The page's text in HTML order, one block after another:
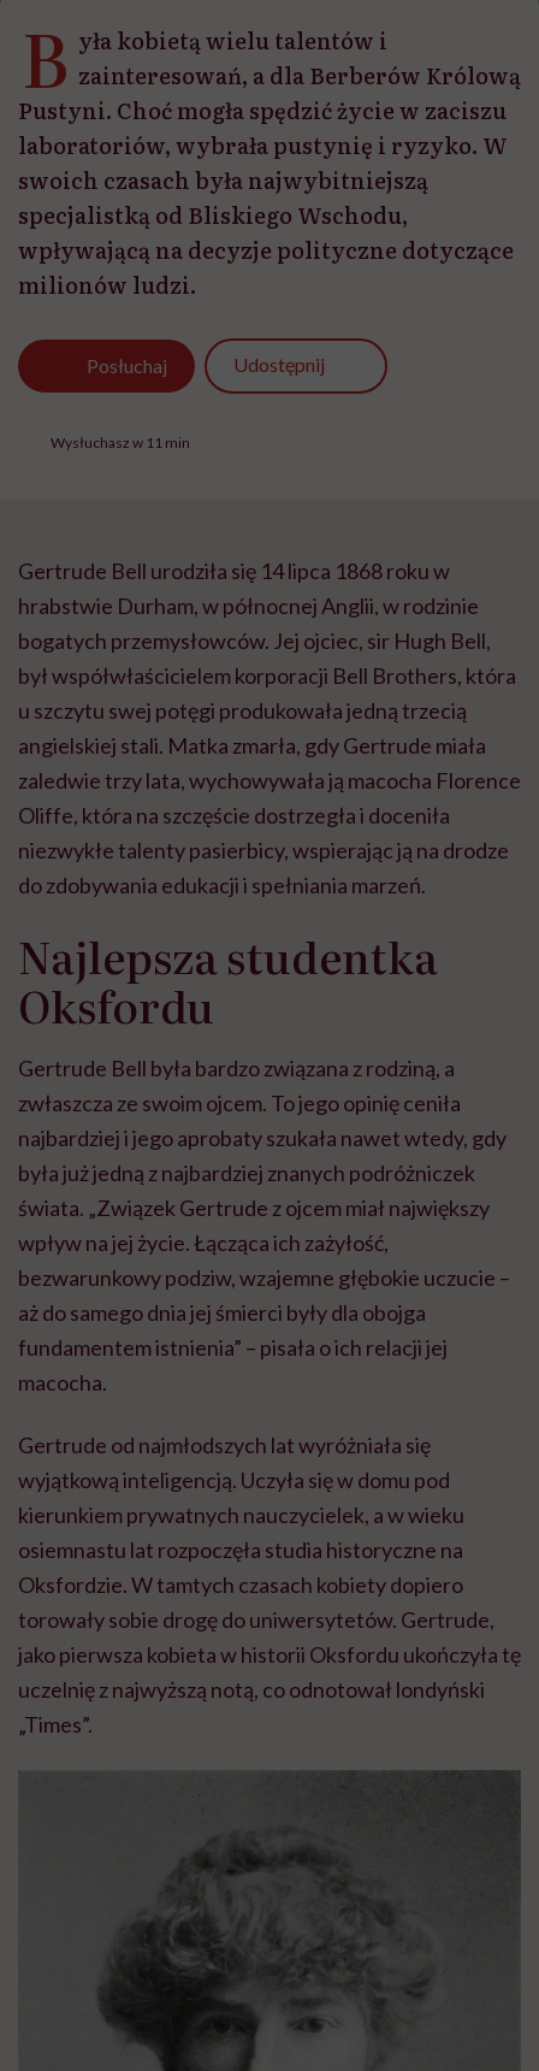
B yła kobietą wielu talentów i
zainteresowań, a dla Berberów Królową
Pustyni. Choć mogła spędzić życie w zaciszu
laboratoriów, wybrała pustynię i ryzyko. W
swoich czasach była najwybitniejszą
specjalistką od Bliskiego Wschodu,
wpływającą na decyzje polityczne dotyczące
milionów ludzi.
Posłuchaj Udostępnij
Wysłuchasz w 11 min
Gertrude Bell urodziła się 14 lipca 1868 roku w
hrabstwie Durham, w północnej Anglii, w rodzinie
bogatych przemysłowców. Jej ojciec, sir Hugh Bell,
był współwłaścicielem korporacji Bell Brothers, która
u szczytu swej potęgi produkowała jedną trzecią
angielskiej stali. Matka zmarła, gdy Gertrude miała
zaledwie trzy lata, wychowywała ją macocha Florence
Oliffe, która na szczęście dostrzegła i doceniła
niezwykłe talenty pasierbicy, wspierając ją na drodze
do zdobywania edukacji i spełniania marzeń.
Najlepsza studentka
Oksfordu
Gertrude Bell była bardzo związana z rodziną, a
zwłaszcza ze swoim ojcem. To jego opinię ceniła
najbardziej i jego aprobaty szukała nawet wtedy, gdy
była już jedną z najbardziej znanych podróżniczek
świata. „Związek Gertrude z ojcem miał największy
wpływ na jej życie. Łącząca ich zażyłość,
bezwarunkowy podziw, wzajemne głębokie uczucie –
aż do samego dnia jej śmierci były dla obojga
fundamentem istnienia” – pisała o ich relacji jej
macocha.
Gertrude od najmłodszych lat wyróżniała się
wyjątkową inteligencją. Uczyła się w domu pod
kierunkiem prywatnych nauczycielek, a w wieku
osiemnastu lat rozpoczęła studia historyczne na
Oksfordzie. W tamtych czasach kobiety dopiero
torowały sobie drogę do uniwersytetów. Gertrude,
jako pierwsza kobieta w historii Oksfordu ukończyła tę
uczelnię z najwyższą notą, co odnotował londyński
„Times”.